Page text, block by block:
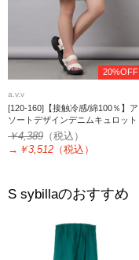
20%OFF
a.v.v
[120-160]【接触冷感/綿100％】ア
ソートデザインデニムキュロット
￥4,389 （税込）
→ ￥3,512 （税込）
S sybillaのおすすめ